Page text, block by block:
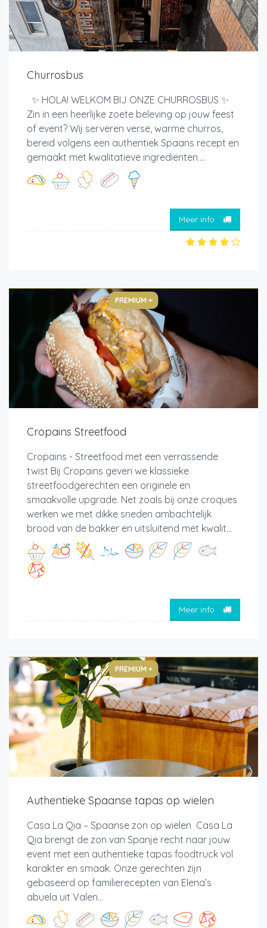
Churrosbus
✨ HOLA! WELKOM BIJ ONZE CHURROSBUS ✨
Zin in een heerlijke zoete beleving op jouw feest
of event? Wij serveren verse, warme churros,
bereid volgens een authentiek Spaans recept en
gemaakt met kwalitatieve ingrediënten....
Meer info
PREMIUM +
Cropains Streetfood
Cropains - Streetfood met een verrassende
twist Bij Cropains geven we klassieke
streetfoodgerechten een originele en
smaakvolle upgrade. Net zoals bij onze croques
werken we met dikke sneden ambachtelijk
brood van de bakker en uitsluitend met kwalit...
Meer info
PREMIUM +
Authentieke Spaanse tapas op wielen
Casa La Qia – Spaanse zon op wielen Casa La
Qia brengt de zon van Spanje recht naar jouw
event met een authentieke tapas foodtruck vol
karakter en smaak. Onze gerechten zijn
gebaseerd op familierecepten van Elena’s
abuela uit Valen...